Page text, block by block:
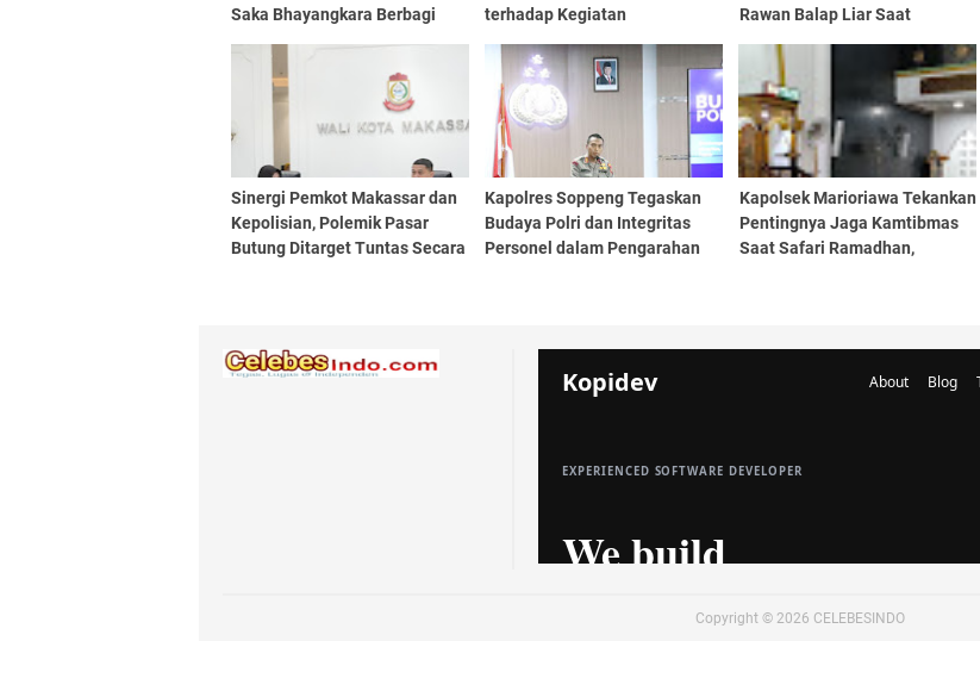
Saka Bhayangkara Berbagi
terhadap Kegiatan
Kapolres AKBP Aditya Tandai
Peresmian
Rawan Balap Liar Saat
Sinergi Pemkot Makassar dan
Kepolisian, Polemik Pasar
Butung Ditarget Tuntas Secara
Kapolres Soppeng Tegaskan
Budaya Polri dan Integritas
Personel dalam Pengarahan
Kapolsek Marioriawa Tekankan
Pentingnya Jaga Kamtibmas
Saat Safari Ramadhan,
Copyright © 2026 CELEBESINDO